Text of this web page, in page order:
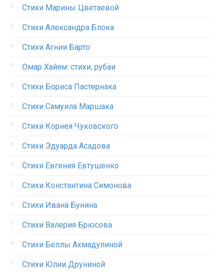
Стихи Марины Цветаевой
Стихи Александра Блока
Стихи Агнии Барто
Омар Хайям: стихи, рубаи
Стихи Бориса Пастернака
Стихи Самуила Маршака
Стихи Корнея Чуковского
Стихи Эдуарда Асадова
Стихи Евгения Евтушенко
Стихи Константина Симонова
Стихи Ивана Бунина
Стихи Валерия Брюсова
Стихи Беллы Ахмадулиной
Стихи Юлии Друниной